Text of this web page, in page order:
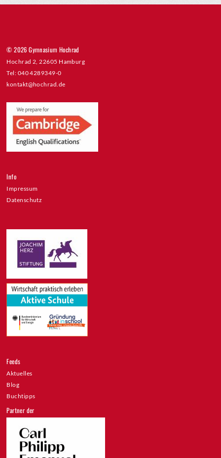
© 2026 Gymnasium Hochrad
Hochrad 2, 22605 Hamburg
Tel: 040 4289349-0
kontakt@hochrad.de
Info
Impressum
Datenschutz
Feeds
Aktuelles
Blog
Buchtipps
Partner der